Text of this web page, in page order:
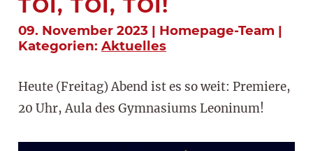
TOI, TOI, TOI!
09. November 2023 | Homepage-Team |
Kategorien: Aktuelles
Heute (Freitag) Abend ist es so weit: Premiere,
20 Uhr, Aula des Gymnasiums Leoninum!